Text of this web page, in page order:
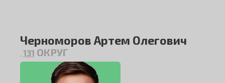
Черноморов Артем Олегович
131 ОКРУГ